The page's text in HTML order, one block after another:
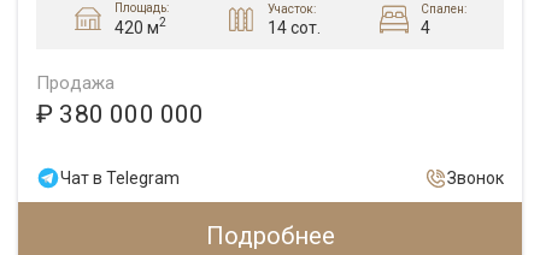
Площадь:
420 м2
Участок:
14 сот.
Спален:
4
Продажа
₽ 380 000 000
Чат в Telegram Звонок
Подробнее